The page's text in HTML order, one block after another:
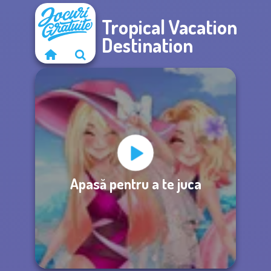
Tropical Vacation
Destination
Apasă pentru a te juca